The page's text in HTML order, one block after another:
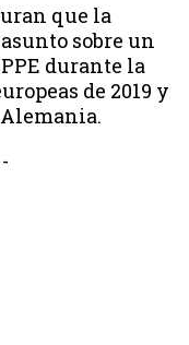
que la
sobre un
durante la
de 2019 y